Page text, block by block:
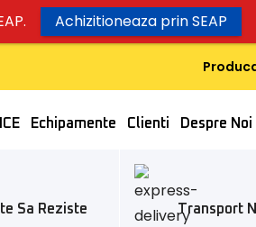
Echipamente Clienti Despre Noi
Sa Reziste Transport
Achizitioneaza prin SEAP